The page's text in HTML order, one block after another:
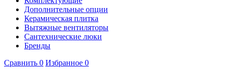
Дополнительные опции
Керамическая плитка
Вытяжные вентиляторы
Сантехнические люки
Бренды
Сравнить 0 Избранное 0